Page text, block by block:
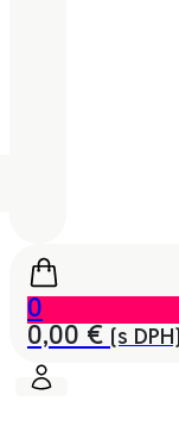
0
0,00 € (s DPH)